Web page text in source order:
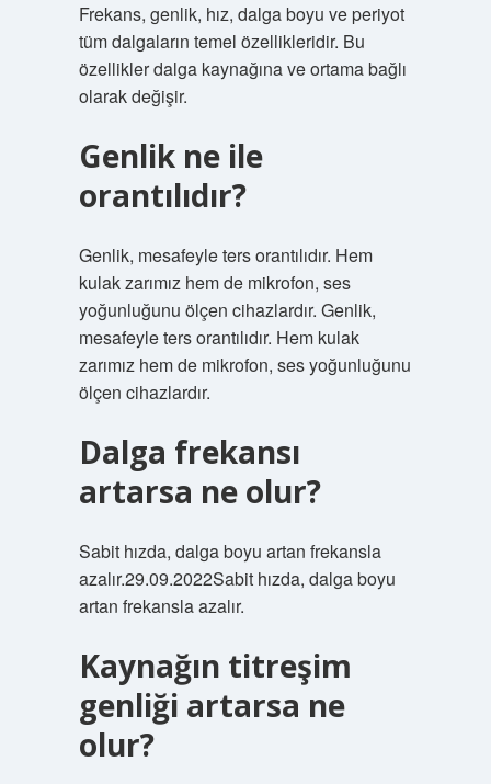
Frekans, genlik, hız, dalga boyu ve periyot
tüm dalgaların temel özellikleridir. Bu
özellikler dalga kaynağına ve ortama bağlı
olarak değişir.
Genlik ne ile
orantılıdır?
Genlik, mesafeyle ters orantılıdır. Hem
kulak zarımız hem de mikrofon, ses
yoğunluğunu ölçen cihazlardır. Genlik,
mesafeyle ters orantılıdır. Hem kulak
zarımız hem de mikrofon, ses yoğunluğunu
ölçen cihazlardır.
Dalga frekansı
artarsa ne olur?
Sabit hızda, dalga boyu artan frekansla
azalır.29.09.2022Sabit hızda, dalga boyu
artan frekansla azalır.
Kaynağın titreşim
genliği artarsa ne
olur?